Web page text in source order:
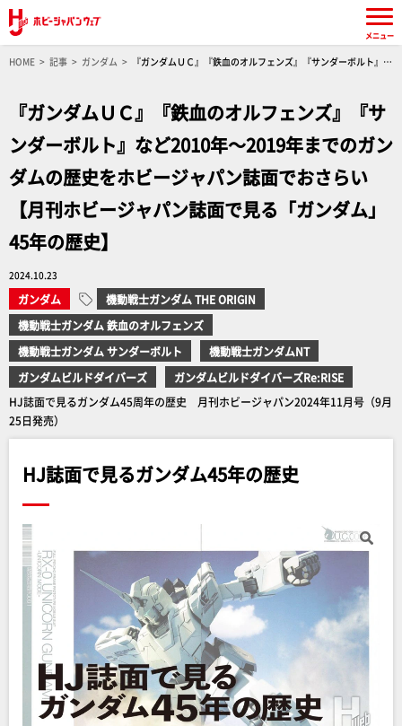
HOME 記事 ガンダム
『ガンダムＵＣ』『鉄血のオルフェンズ』『サンダーボルト』な
『ガンダムＵＣ』『鉄血のオルフェンズ』『サ
ンダーボルト』など2010年～2019年までのガン
ダムの歴史をホビージャパン誌面でおさらい
【月刊ホビージャパン誌面で見る「ガンダム」
45年の歴史】
2024.10.23
ガンダム
機動戦士ガンダム THE ORIGIN
機動戦士ガンダム 鉄血のオルフェンズ
機動戦士ガンダム サンダーボルト
機動戦士ガンダムNT
ガンダムビルドダイバーズ
ガンダムビルドダイバーズRe:RISE
HJ誌面で見るガンダム45周年の歴史 月刊ホビージャパン2024年11月号（9月
25日発売）
HJ誌面で見るガンダム45年の歴史
メニュー